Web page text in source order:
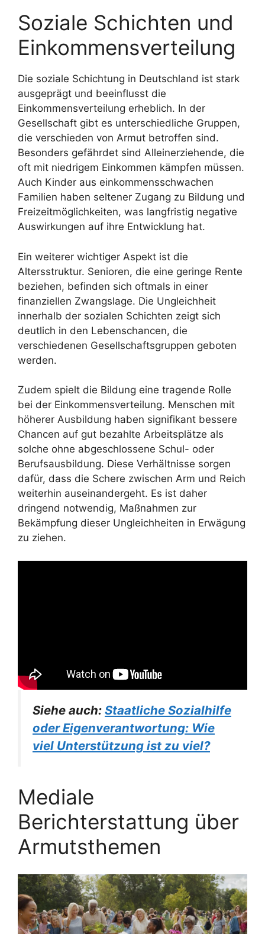
Soziale Schichten und
Einkommensverteilung
Die soziale Schichtung in Deutschland ist stark
ausgeprägt und beeinflusst die
Einkommensverteilung erheblich. In der
Gesellschaft gibt es unterschiedliche Gruppen,
die verschieden von Armut betroffen sind.
Besonders gefährdet sind Alleinerziehende, die
oft mit niedrigem Einkommen kämpfen müssen.
Auch Kinder aus einkommensschwachen
Familien haben seltener Zugang zu Bildung und
Freizeitmöglichkeiten, was langfristig negative
Auswirkungen auf ihre Entwicklung hat.
Ein weiterer wichtiger Aspekt ist die
Altersstruktur. Senioren, die eine geringe Rente
beziehen, befinden sich oftmals in einer
finanziellen Zwangslage. Die Ungleichheit
innerhalb der sozialen Schichten zeigt sich
deutlich in den Lebenschancen, die
verschiedenen Gesellschaftsgruppen geboten
werden.
Zudem spielt die Bildung eine tragende Rolle
bei der Einkommensverteilung. Menschen mit
höherer Ausbildung haben signifikant bessere
Chancen auf gut bezahlte Arbeitsplätze als
solche ohne abgeschlossene Schul- oder
Berufsausbildung. Diese Verhältnisse sorgen
dafür, dass die Schere zwischen Arm und Reich
weiterhin auseinandergeht. Es ist daher
dringend notwendig, Maßnahmen zur
Bekämpfung dieser Ungleichheiten in Erwägung
zu ziehen.
Siehe auch: Staatliche Sozialhilfe
oder Eigenverantwortung: Wie
viel Unterstützung ist zu viel?
Mediale
Berichterstattung über
Armutsthemen